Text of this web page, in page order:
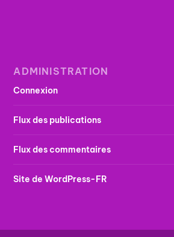
ADMINISTRATION
Connexion
Flux des publications
Flux des commentaires
Site de WordPress-FR